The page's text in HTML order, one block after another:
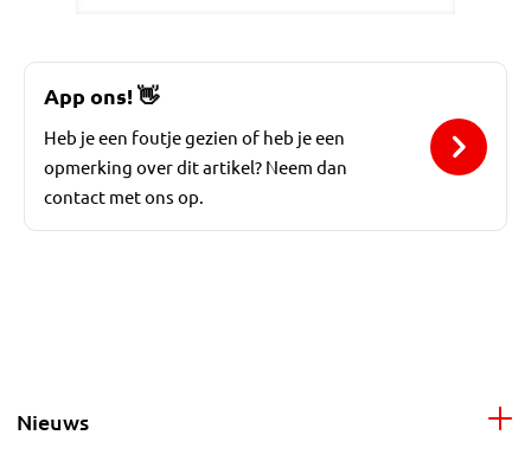
App ons!👋
Heb je een foutje gezien of heb je een
opmerking over dit artikel? Neem dan
contact met ons op.
Nieuws